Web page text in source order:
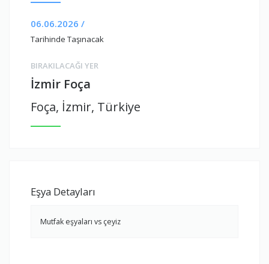
06.06.2026 /
Tarihinde Taşınacak
BIRAKILACAĞI YER
İzmir Foça
Foça, İzmir, Türkiye
Eşya Detayları
Mutfak eşyaları vs çeyiz